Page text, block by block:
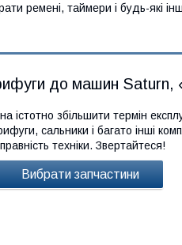
ремені, таймери і будь-які
до машин Saturn,
істотно збільшити термін
сальники і багато інші
техніки. Звертайтеся!
Вибрати запчастини